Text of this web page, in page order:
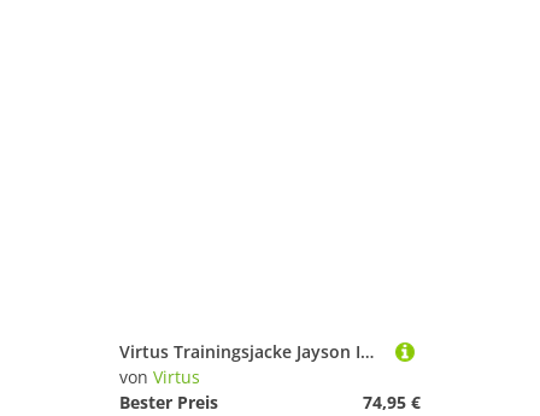
Virtus Trainingsjacke Jayson Im Anorak-Design mit Stretchfunktion
von Virtus
Bester Preis
74,95 €